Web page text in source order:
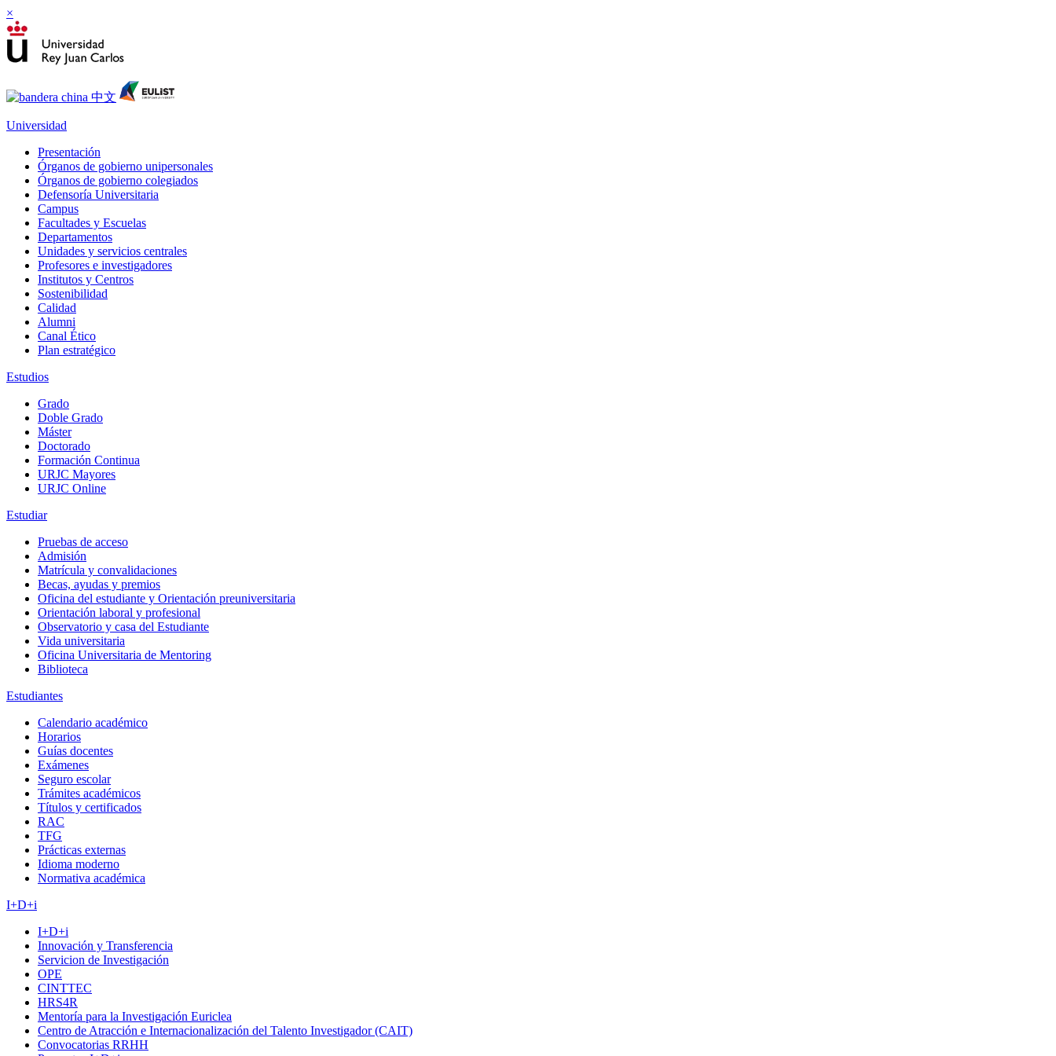
×
Universidad
Presentación
Órganos de gobierno unipersonales
Órganos de gobierno colegiados
Defensoría Universitaria
Campus
Facultades y Escuelas
Departamentos
Unidades y servicios centrales
Profesores e investigadores
Institutos y Centros
Sostenibilidad
Calidad
Alumni
Canal Ético
Plan estratégico
Estudios
Grado
Doble Grado
Máster
Doctorado
Formación Continua
URJC Mayores
URJC Online
Estudiar
Pruebas de acceso
Admisión
Matrícula y convalidaciones
Becas, ayudas y premios
Oficina del estudiante y Orientación preuniversitaria
Orientación laboral y profesional
Observatorio y casa del Estudiante
Vida universitaria
Oficina Universitaria de Mentoring
Biblioteca
Estudiantes
Calendario académico
Horarios
Guías docentes
Exámenes
Seguro escolar
Trámites académicos
Títulos y certificados
RAC
TFG
Prácticas externas
Idioma moderno
Normativa académica
I+D+i
I+D+i
Innovación y Transferencia
Servicion de Investigación
OPE
CINTTEC
HRS4R
Mentoría para la Investigación Euriclea
Centro de Atracción e Internacionalización del Talento Investigador (CAIT)
Convocatorias RRHH